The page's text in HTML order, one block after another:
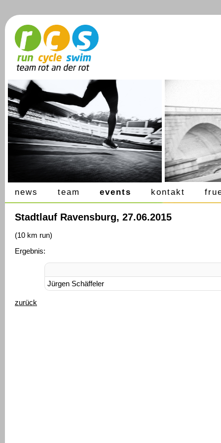
news team events kontakt
Stadtlauf Ravensburg, 27.06.2015
(10 km run)
Ergebnis:
Jürgen Schäffeler
zurück